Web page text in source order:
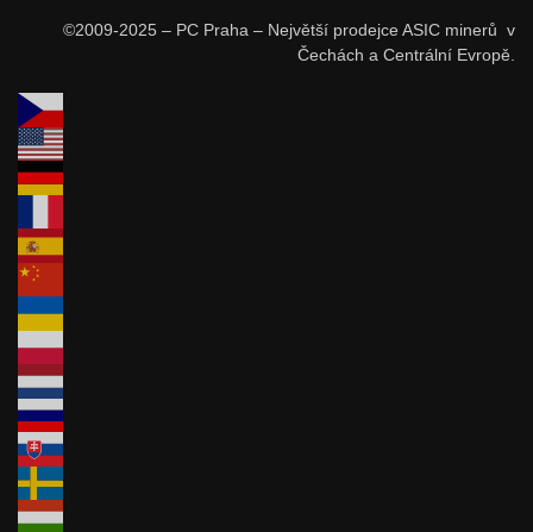
©2009-2025 – PC Praha – Největší prodejce ASIC minerů v
Čechách a Centrální Evropě.